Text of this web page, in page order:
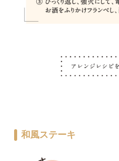
和風ステーキ